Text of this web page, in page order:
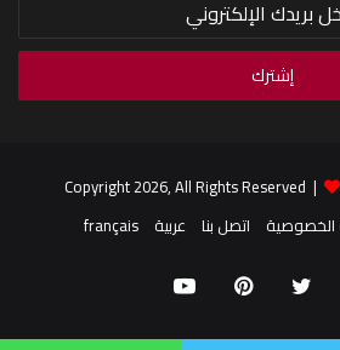
اتصل بنا عربية français
تويتر بينتيريستيوتيوب